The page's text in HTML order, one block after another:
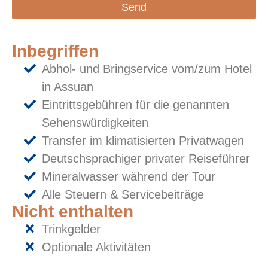
Send
Inbegriffen
Abhol- und Bringservice vom/zum Hotel
in Assuan
Eintrittsgebühren für die genannten
Sehenswürdigkeiten
Transfer im klimatisierten Privatwagen
Deutschsprachiger privater Reiseführer
Mineralwasser während der Tour
Alle Steuern & Servicebeiträge
Nicht enthalten
Trinkgelder
Optionale Aktivitäten